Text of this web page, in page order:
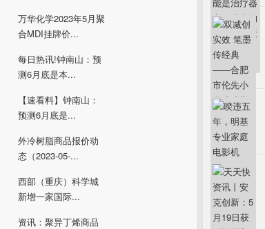
万华化学2023年5月聚
合MDI挂牌价...
每日热讯!钟南山：预
测6月底是本...
【速看料】钟南山：
预测6月底是...
外冷树脂商品报价动
态（2023-05-...
西部（重庆）科学城
新增一家国际...
资讯：聚异丁烯商品